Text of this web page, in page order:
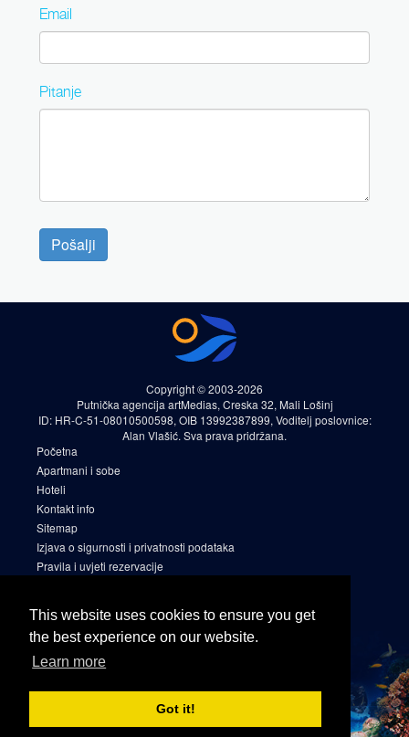
This website uses cookies to ensure you get
the best experience on our website.
Learn more
Got it!
Email
Pitanje
Pošalji
Copyright © 2003-2026
Putnička agencija artMedias, Creska 32, Mali Lošinj
ID: HR-C-51-08010500598, OIB 13992387899, Voditelj poslovnice:
Alan Vlašić. Sva prava pridržana.
Početna
Apartmani i sobe
Hoteli
Kontakt info
Sitemap
Izjava o sigurnosti i privatnosti podataka
Pravila i uvjeti rezervacije
Facebook
Instagram